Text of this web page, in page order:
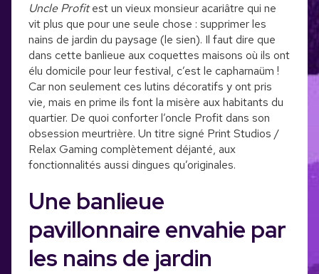
Uncle Profitest un vieux monsieur acariâtre qui ne
vit plus que pour une seule chose : supprimer les
nains de jardin du paysage (le sien). Il faut dire que
dans cette banlieue aux coquettes maisons où ils ont
élu domicile pour leur festival, c’est le capharnaüm !
Car non seulement ces lutins décoratifs y ont pris
vie, mais en prime ils font la misère aux habitants du
quartier. De quoi conforter l’oncle Profit dans son
obsession meurtrière. Un titre signé Print Studios /
Relax Gaming complètement déjanté, aux
fonctionnalités aussi dingues qu’originales.
Une banlieue
pavillonnaire envahie par
les nains de jardin